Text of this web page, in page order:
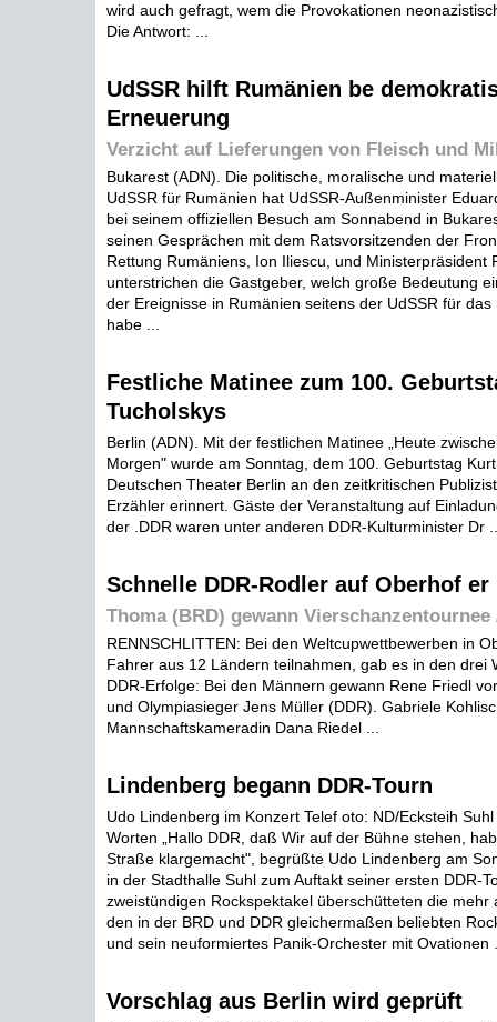
wird auch gefragt, wem die Provokationen
Die Antwort: ...
UdSSR hilft Rumänien be
Erneuerung
Verzicht auf Lieferungen von Fleisch und
Bukarest (ADN). Die politische, moralische und
UdSSR für Rumänien hat UdSSR-Außenminister
bei seinem offiziellen Besuch am Sonnabend in
seinen Gesprächen mit dem Ratsvorsitzenden der
Rettung Rumäniens, Ion Iliescu, und Ministerpräsident
unterstrichen die Gastgeber, welch große Bedeutung
der Ereignisse in Rumänien seitens der UdSSR für das
habe ...
Festliche Matinee zum 100.
Tucholskys
Berlin (ADN). Mit der festlichen Matinee „Heute
Morgen" wurde am Sonntag, dem 100. Geburtstag
Deutschen Theater Berlin an den zeitkritischen
Erzähler erinnert. Gäste der Veranstaltung auf
der .DDR waren unter anderen DDR-Kulturminister Dr
Schnelle DDR-Rodler auf Oberhof er
Thoma (BRD) gewann
RENNSCHLITTEN: Bei den Weltcupwettbewerben in
Fahrer aus 12 Ländern teilnahmen, gab es in den drei
DDR-Erfolge: Bei den Männern gewann Rene Friedl
und Olympiasieger Jens Müller (DDR). Gabriele
Mannschaftskameradin Dana Riedel ...
Lindenberg begann DDR-Tourn
Udo Lindenberg im Konzert Telef oto: ND/Ecksteih
Worten „Hallo DDR, daß Wir auf der Bühne stehen,
Straße klargemacht", begrüßte Udo Lindenberg am
in der Stadthalle Suhl zum Auftakt seiner ersten DDR-
zweistündigen Rockspektakel überschütteten die mehr
den in der BRD und DDR gleichermaßen beliebten
und sein neuformiertes Panik-Orchester mit Ovationen
Vorschlag aus Berlin wird geprüft